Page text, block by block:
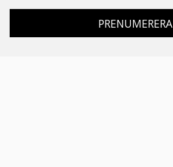
PRENUMERERA